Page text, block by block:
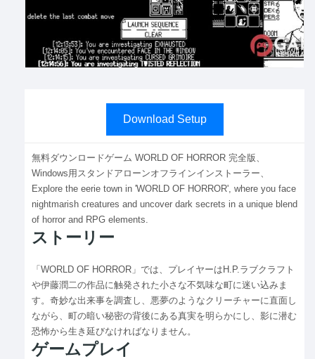
Download Setup
無料ダウンロードゲーム WORLD OF HORROR 完全版、
Windows用スタンドアローンオフラインインストーラー、
Explore the eerie town in 'WORLD OF HORROR', where you face
nightmarish creatures and uncover dark secrets in a unique blend
of horror and RPG elements.
ストーリー
「WORLD OF HORROR」では、プレイヤーはH.P.ラブクラフト
や伊藤潤二の作品に触発された小さな不気味な町に迷い込みま
す。奇妙な出来事を調査し、悪夢のようなクリーチャーに直面し
ながら、町の暗い秘密の背後にある真実を明らかにし、影に潜む
恐怖から生き延びなければなりません。
ゲームプレイ